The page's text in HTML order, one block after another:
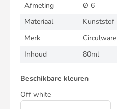
Afmeting
Ø 6
Materiaal
Kunststof
Merk
Circulware
Inhoud
80ml
Beschikbare kleuren
Off white